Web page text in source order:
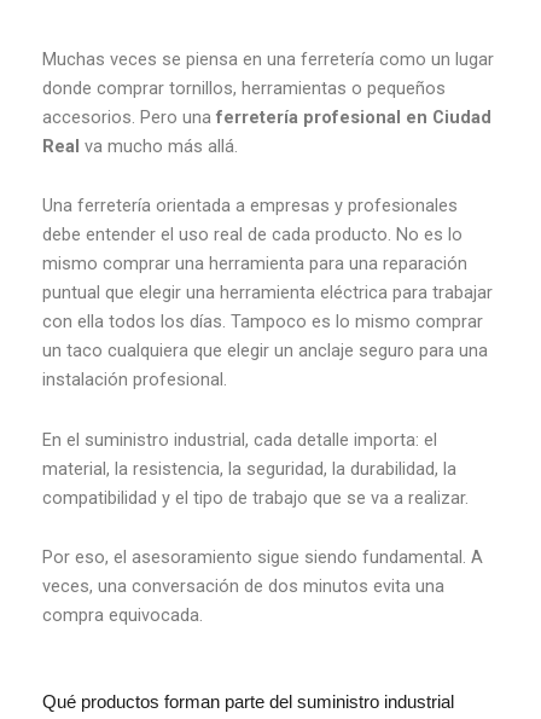
Muchas veces se piensa en una ferretería como un lugar
donde comprar tornillos, herramientas o pequeños
accesorios. Pero una ferretería profesional en Ciudad
Real va mucho más allá.
Una ferretería orientada a empresas y profesionales
debe entender el uso real de cada producto. No es lo
mismo comprar una herramienta para una reparación
puntual que elegir una herramienta eléctrica para trabajar
con ella todos los días. Tampoco es lo mismo comprar
un taco cualquiera que elegir un anclaje seguro para una
instalación profesional.
En el suministro industrial, cada detalle importa: el
material, la resistencia, la seguridad, la durabilidad, la
compatibilidad y el tipo de trabajo que se va a realizar.
Por eso, el asesoramiento sigue siendo fundamental. A
veces, una conversación de dos minutos evita una
compra equivocada.
Qué productos forman parte del suministro industrial